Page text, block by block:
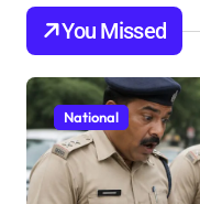
You Missed
National